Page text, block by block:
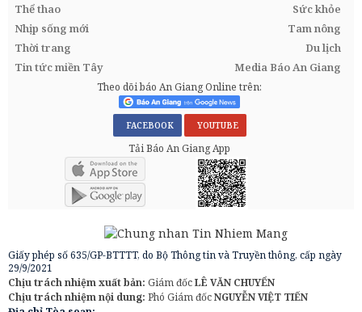
Thể thao
Sức khỏe
Nhịp sống mới
Tam nông
Thời trang
Du lịch
Tin tức miền Tây
Media Báo An Giang
Theo dõi báo An Giang Online trên:
FACEBOOK YOUTUBE
Tải Báo An Giang App
Giấy phép số 635/GP-BTTTT, do Bộ Thông tin và Truyền thông, cấp ngày
29/9/2021
Chịu trách nhiệm xuất bản: Giám đốcLÊ VĂN CHUYỂN
Chịu trách nhiệm nội dung: Phó Giám đốcNGUYỄN VIỆT TIẾN